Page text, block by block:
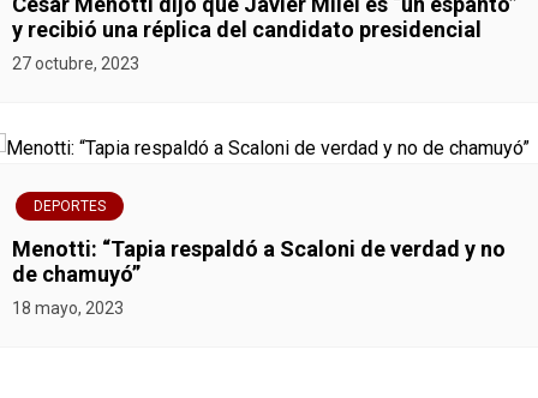
y recibió una réplica del candidato presidencial
27 octubre, 2023
DEPORTES
Menotti: “Tapia respaldó a Scaloni de verdad y no
de chamuyó”
18 mayo, 2023